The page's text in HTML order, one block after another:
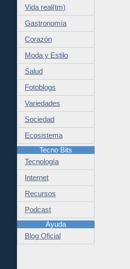
Vida real(tm)
Gastronomía
Corazón
Moda y Estilo
Salud
Fotoblogs
Variedades
Sociedad
Ecosistema
Tecno Bits
Tecnología
Internet
Recursos
Podcast
Ayuda
Blog Oficial